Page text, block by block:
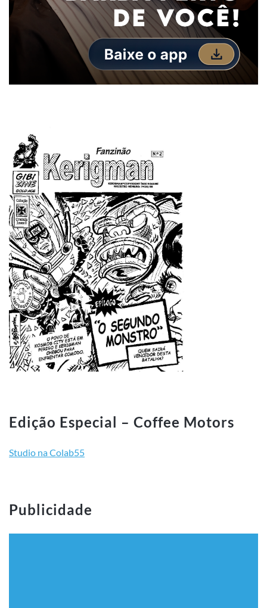
Edição Especial – Coffee Motors
Studio na Colab55
Publicidade